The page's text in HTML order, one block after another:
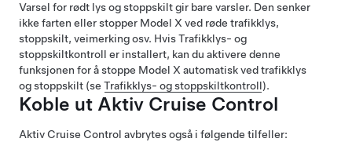
Varsel for rødt lys og stoppskilt gir bare varsler. Den senker
ikke farten eller stopper Model X ved røde trafikklys,
stoppskilt, veimerking osv. HvisTrafikklys- og
stoppskiltkontroll er installert, kan du aktivere denne
funksjonen for å stoppe Model X automatisk ved trafikklys
og stoppskilt (se Trafikklys- og stoppskiltkontroll).
Koble ut Aktiv Cruise Control
Aktiv Cruise Control avbrytes også i følgende tilfeller: